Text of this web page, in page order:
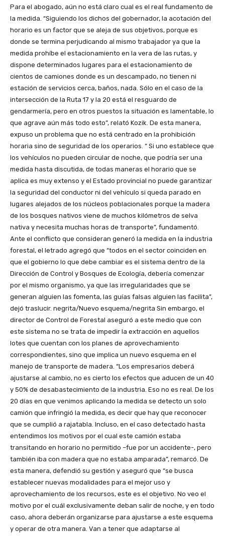
Para el abogado, aún no está claro cual es el real fundamento de
la medida. “Siguiendo los dichos del gobernador, la acotación del
horario es un factor que se aleja de sus objetivos, porque es
donde se termina perjudicando al mismo trabajador ya que la
medida prohíbe el estacionamiento en la vera de las rutas, y
dispone determinados lugares para el estacionamiento de
cientos de camiones donde es un descampado, no tienen ni
estación de servicios cerca, baños, nada. Sólo en el caso de la
intersección de la Ruta 17 y la 20 está el resguardo de
gendarmería, pero en otros puestos la situación es lamentable, lo
que agrave aún más todo esto”, relató Kozik. De esta manera,
expuso un problema que no está centrado en la prohibición
horaria sino de seguridad de los operarios. “ Si uno establece que
los vehículos no pueden circular de noche, que podría ser una
medida hasta discutida, de todas maneras el horario que se
aplica es muy extenso y el Estado provincial no puede garantizar
la seguridad del conductor ni del vehículo si queda parado en
lugares alejados de los núcleos poblacionales porque la madera
de los bosques nativos viene de muchos kilómetros de selva
nativa y necesita muchas horas de transporte”, fundamentó.
Ante el conflicto que consideran generó la medida en la industria
forestal, el letrado agregó que “todos en el sector coinciden en
que el gobierno lo que debe cambiar es el sistema dentro de la
Dirección de Control y Bosques de Ecología, debería comenzar
por el mismo organismo, ya que las irregularidades que se
generan alguien las fomenta, las guías falsas alguien las facilita”,
dejó traslucir. negrita/Nuevo esquema/negrita Sin embargo, el
director de Control de Forestal aseguró a este medio que con
este sistema no se trata de impedir la extracción en aquellos
lotes que cuentan con los planes de aprovechamiento
correspondientes, sino que implica un nuevo esquema en el
manejo de transporte de madera. “Los empresarios deberá
ajustarse al cambio, no es cierto los efectos que aducen de un 40
y 50% de desabastecimiento de la industria. Eso no es real. De los
20 días en que venimos aplicando la medida se detecto un solo
camión que infringió la medida, es decir que hay que reconocer
que se cumplió a rajatabla. Incluso, en el caso detectado hasta
entendimos los motivos por el cual este camión estaba
transitando en horario no permitido –fue por un accidente-, pero
también iba con madera que no estaba amparada”, remarcó. De
esta manera, defendió su gestión y aseguró que “se busca
establecer nuevas modalidades para el mejor uso y
aprovechamiento de los recursos, este es el objetivo. No veo el
motivo por el cuál exclusivamente deban salir de noche, y en todo
caso, ahora deberán organizarse para ajustarse a este esquema
y operar de otra manera. Van a tener que adaptarse al